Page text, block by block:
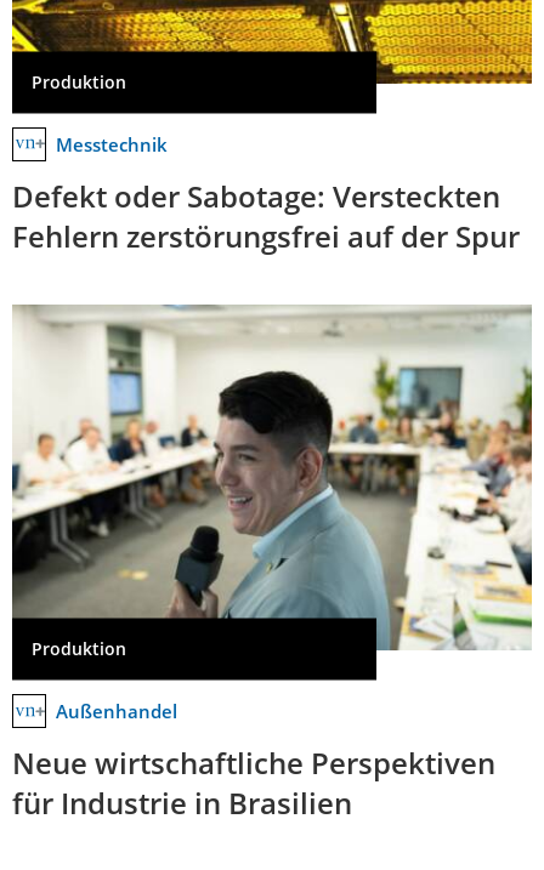
Produktion
Messtechnik
Defekt oder Sabotage: Versteckten
Fehlern zerstörungsfrei auf der Spur
Produktion
Außenhandel
Neue wirtschaftliche Perspektiven
für Industrie in Brasilien